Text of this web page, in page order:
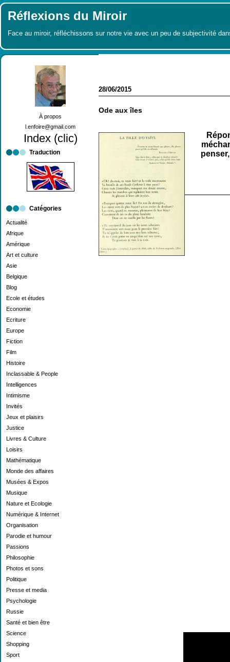
Réflexions du Miroir
Face au miroir, réfléchissons sur notre vie avec un peu de subjectivité
À propos
l.enfoire@gmail.com
Index (clic)
Traduction
Catégories
Actualité
Afrique
Amérique
Art et culture
Asie
Belgique
Blog
Ecole et études
Economie
Ecriture
Europe
Fiction
Film
Histoire
Inclassable & People
Intelligences
Intimisme
Invités
Jeux et plaisirs
Justice
Livres & Culture
Loisirs
Mathématique
Monde des affaires
Musées & Expos
Musique
Nature et Ecologie
Numérique & Internet
Organisation
Parodie et humour
Passions
Philosophie
Photos et sons
Politique
Presse et media
Psychologie
Russie
Santé et bien être
Science
Shopping
Sport
28/06/2015
Ode aux îles